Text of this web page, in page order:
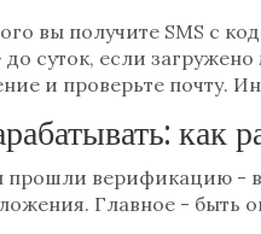
вы получите SMS с
суток, если
и проверьте почту.
как
прошли верификацию -
Главное - быть